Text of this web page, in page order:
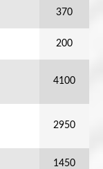
370
200
4100
2950
1450